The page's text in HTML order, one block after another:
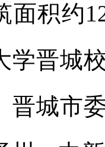
面积约
学晋城
晋城市